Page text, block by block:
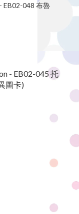
EB02-048 布魯